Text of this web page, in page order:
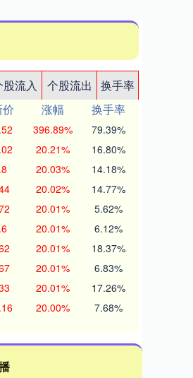
股流入 个股流出
换手率
涨幅
换手率
396.89% 79.39%
20.21% 16.80%
20.03% 14.18%
20.02% 14.77%
20.01% 5.62%
20.01% 6.12%
20.01% 18.37%
20.01% 6.83%
20.01% 17.26%
20.00% 7.68%